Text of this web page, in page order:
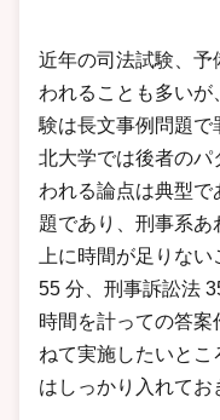
近年の司法試験、予
われることも多い
験は長文事例問題で
北大学では後者のパ
われる論点は典型で
題であり、刑事系あ
上に時間が足りな
55 分、刑事訴訟法
時間を計っての答
ねて実施したいと
はしっかり入れてお